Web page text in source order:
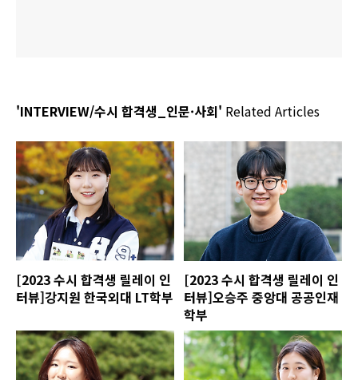
'INTERVIEW/수시 합격생_인문·사회' Related Articles
[2023 수시 합격생 릴레이 인
터뷰]강지원 한국외대 LT학부
[2023 수시 합격생 릴레이 인
터뷰]오승주 중앙대 공공인재
학부